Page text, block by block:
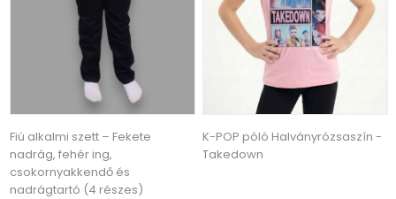
Fiú alkalmi szett – Fekete
nadrág, fehér ing,
csokornyakkendő és
nadrágtartó (4 részes)
K-POP póló Halványrózsaszín -
Takedown